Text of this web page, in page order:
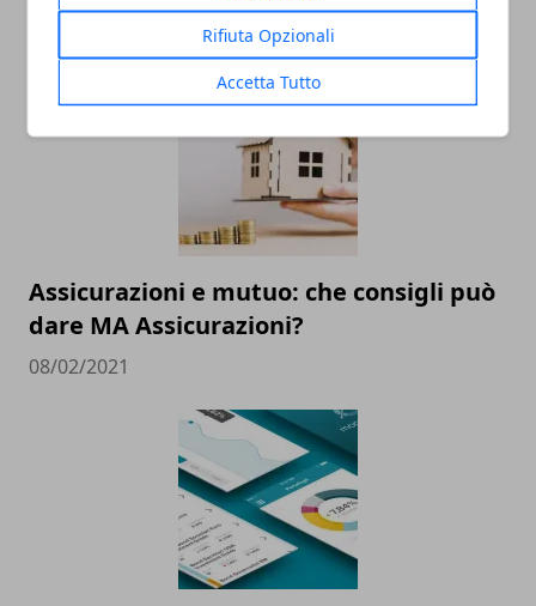
Rifiuta Opzionali
Accetta Tutto
Assicurazioni e mutuo: che consigli può
dare MA Assicurazioni?
08/02/2021